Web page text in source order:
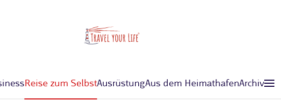
Reise zum SelbstAusrüstungAus dem HeimathafenArchiv